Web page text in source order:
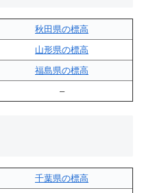
秋田県の標高
山形県の標高
福島県の標高
–
千葉県の標高